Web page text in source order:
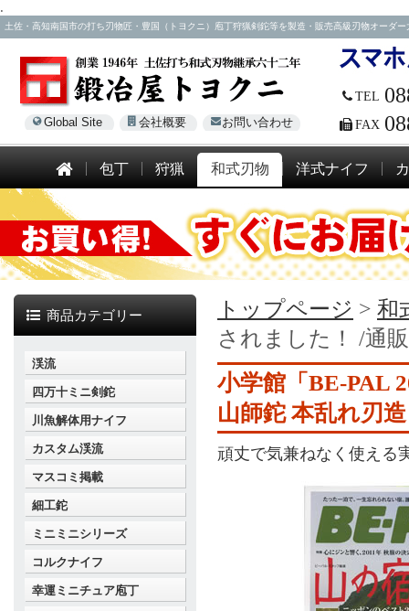
.
土佐・高知南国市の打ち刃物匠・豊国（トヨクニ）庖丁狩猟剣鉈等を製造・販売高級刃物オーダ
Global Site 会社概要 お問い合わせ
TEL
FAX
包丁 狩猟 和式刃物 洋式ナイフ
トップページ > 和
されました！ /通
小学館「BE-PAL
山師鉈 本乱れ刃
頑丈で気兼ねなく使える
商品カテゴリー
渓流
四万十ミニ剣鉈
川魚解体用ナイフ
カスタム渓流
マスコミ掲載
細工鉈
ミニミニシリーズ
コルクナイフ
幸運ミニチュア庖丁